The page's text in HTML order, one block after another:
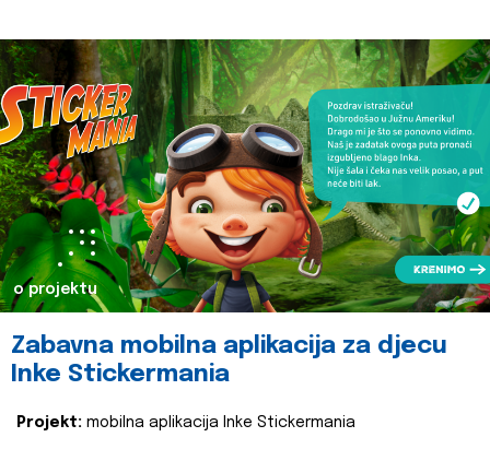
o projektu
Zabavna mobilna aplikacija za djecu
Inke Stickermania
Projekt: mobilna aplikacija Inke Stickermania